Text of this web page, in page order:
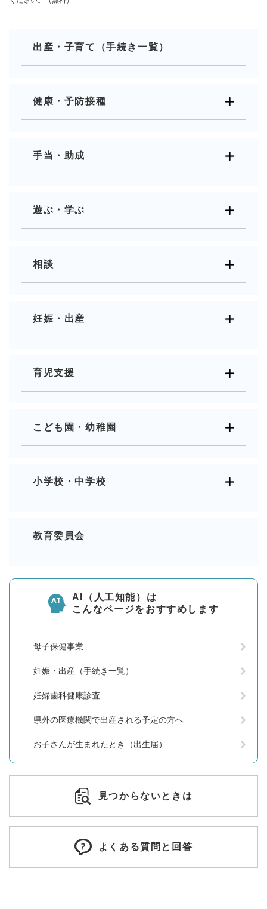
出産・子育て（手続き一覧）
健康・予防接種
手当・助成
遊ぶ・学ぶ
相談
妊娠・出産
育児支援
こども園・幼稚園
小学校・中学校
教育委員会
AI（人工知能）は
こんなページをおすすめします
母子保健事業
妊娠・出産（手続き一覧）
妊婦歯科健康診査
県外の医療機関で出産される予定の方へ
お子さんが生まれたとき（出生届）
見つからないときは
よくある質問と回答